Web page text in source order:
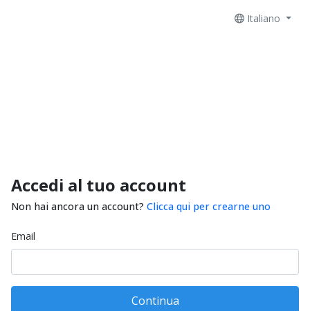
Italiano
Accedi al tuo account
Non hai ancora un account? Clicca qui per crearne uno
Email
Continua